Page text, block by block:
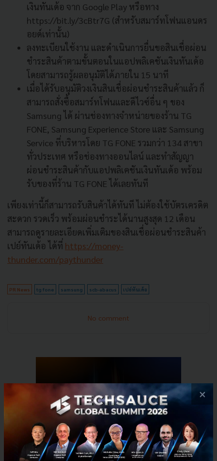
เงินทันเด้อ จาก Google Play หรือทาง
https://bit.ly/3cBtr7G (สำหรับสมาร์ทโฟนแอนดร
อยด์เท่านั้น)
ลงทะเบียนใช้งาน และดำเนินการยื่นขอสินเชื่อผ่อน
ชำระสินค้าตามขั้นตอนในแอปพลิเคชันเงินทันเด้อ
โดยสามารถรู้ผลอนุมัติได้ภายใน 15 นาที
เมื่อได้รับอนุมัติวงเงินสินเชื่อผ่อนชำระสินค้าแล้ว ก็
สามารถสั่งซื้อสมาร์ทโฟนและดีไวซ์อื่น ๆ ของ
Samsung ได้ ผ่านช่องทางจำหน่ายของร้าน TG
FONE, Samsung Experience Store และ Samsung
Service ที่บริหารโดย TG FONE รวมกว่า 134 สาขา
ทั่วประเทศ หรือช่องทางออนไลน์ และทำสัญญา
ผ่อนชำระสินค้ากับแอปพลิเคชันเงินทันเด้อ พร้อม
รับของที่ร้าน TG FONE ได้เลยทันที
เพียงเท่านี้ก็สามารถรับสินค้าได้ทันที ไม่ต้องใช้บัตรเครดิต
สะดวก รวดเร็ว พร้อมผ่อนชำระได้นานสูงสุด 12 เดือน
สามารถดูรายละเอียดเพิ่มเติมของสินเชื่อผ่อนชำระสินค้า
เปย์ทันเด้อ ได้ที่ https://money-
thunder.com/paythunder
PR News tg fone samsung scb-abacus เปย์ทันเด้อ
No comment
×